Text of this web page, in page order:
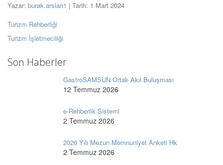
Yazar: burak.arslan1 | Tarih: 1 Mart 2024
Turizm Rehberliği
Turizm İşletmeciliği
Son Haberler
GastroSAMSUN Ortak Akıl Buluşması
12 Temmuz 2026
e-Rehberlik Sistemi
2 Temmuz 2026
2026 Yılı Mezun Memnuniyet Anketi Hk
2 Temmuz 2026